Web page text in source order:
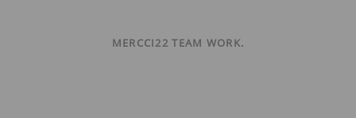
MERCCI22 TEAM WORK.